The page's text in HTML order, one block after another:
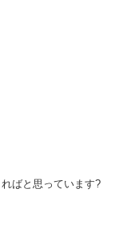
ばと思っています?